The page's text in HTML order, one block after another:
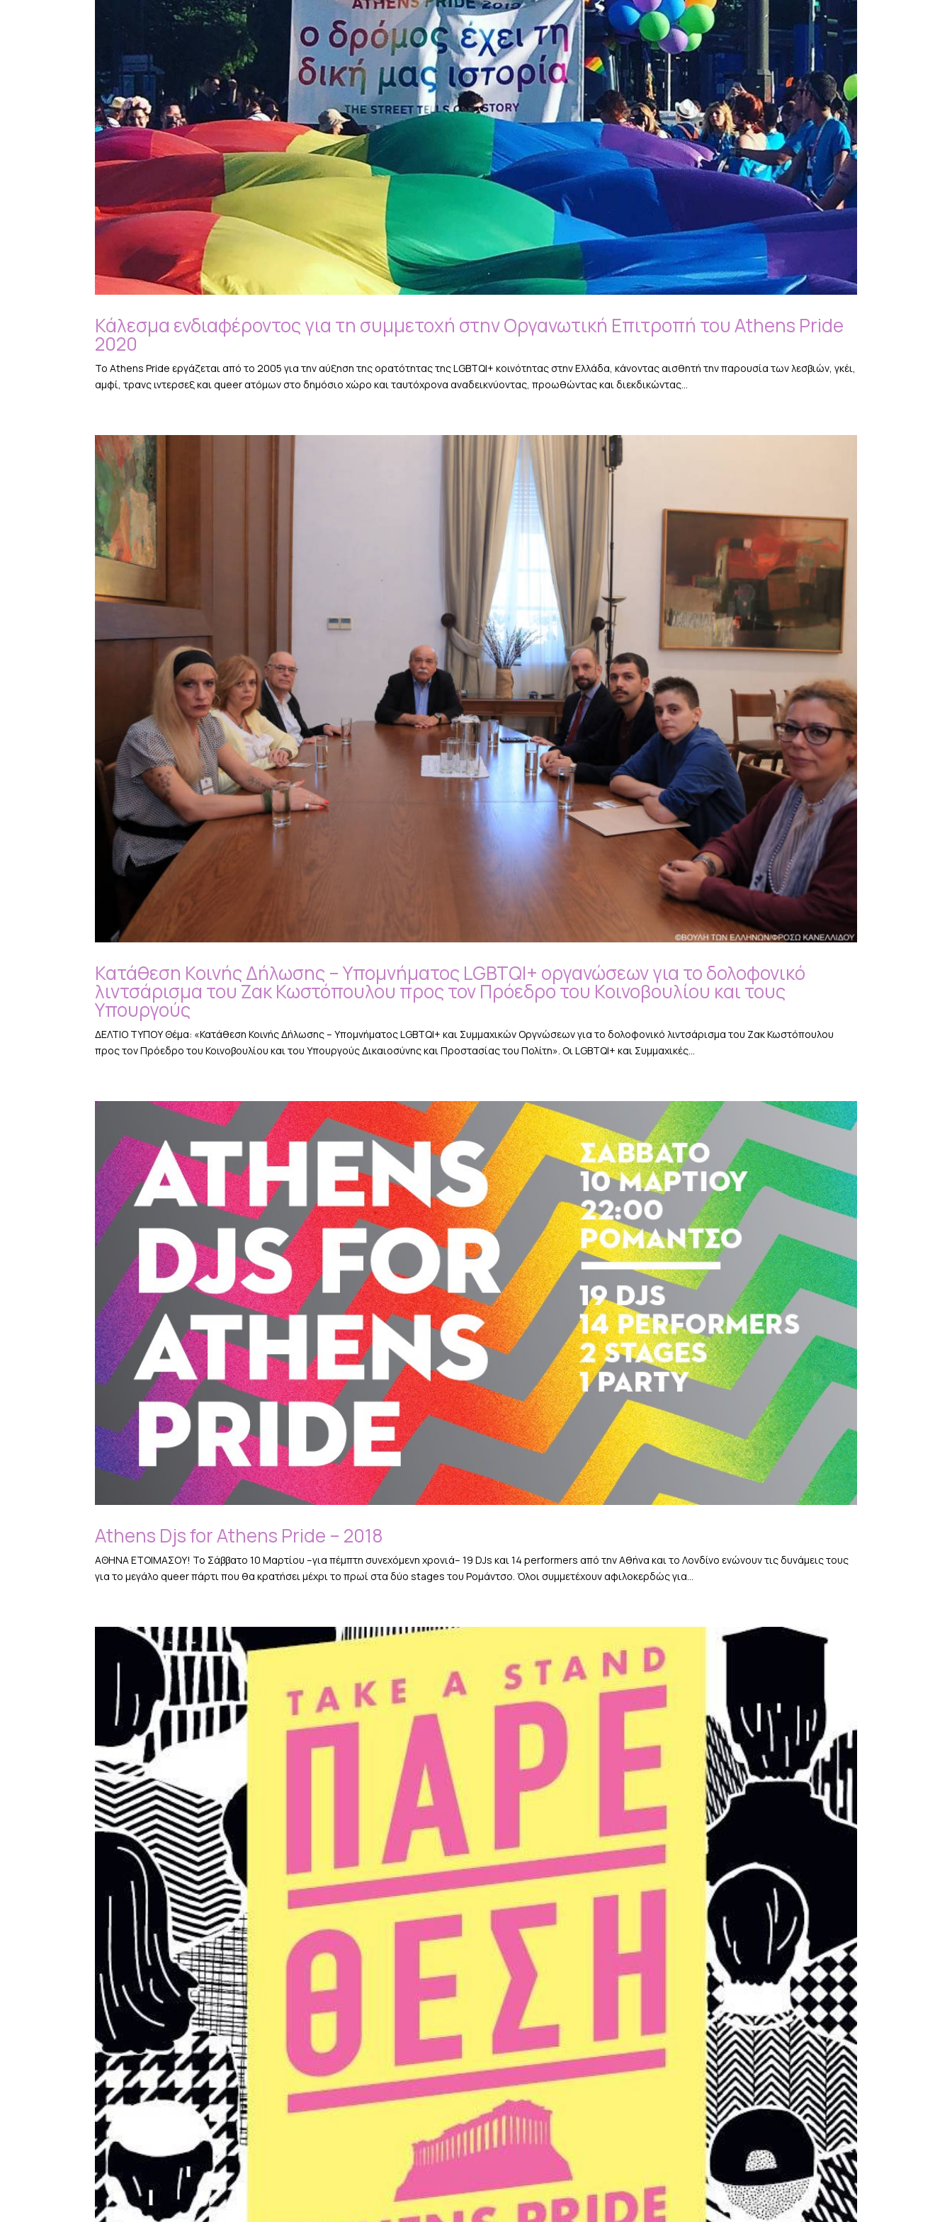
Κάλεσμα ενδιαφέροντος για τη συμμετοχή στην Οργανωτική Επιτροπή του Athens Pride
2020
Το Athens Pride εργάζεται από το 2005 για την αύξηση της ορατότητας της LGBTQI+ κοινότητας στην Ελλάδα, κάνοντας αισθητή την παρουσία των λεσβιών, γκέι,
αμφί, τρανς ιντερσεξ και queer ατόμων στο δημόσιο χώρο και ταυτόχρονα αναδεικνύοντας, προωθώντας και διεκδικώντας...
Κατάθεση Κοινής Δήλωσης – Υπομνήματος LGBTQI+ οργανώσεων για το δολοφονικό
λιντσάρισμα του Ζακ Κωστόπουλου προς τον Πρόεδρο του Κοινοβουλίου και τους
Υπουργούς
ΔΕΛΤΙΟ ΤΥΠΟΥ Θέμα: «Κατάθεση Κοινής Δήλωσης – Υπομνήματος LGBTQI+ και Συμμαχικών Οργνώσεων για το δολοφονικό λιντσάρισμα του Ζακ Κωστόπουλου
προς τον Πρόεδρο του Κοινοβουλίου και του Υπουργούς Δικαιοσύνης και Προστασίας του Πολίτη». Οι LGBTQI+ και Συμμαχικές...
Athens Djs for Athens Pride – 2018
AΘΗΝΑ ΕΤΟΙΜΑΣΟΥ! To Σάββατο 10 Μαρτίου –για πέμπτη συνεχόμενη χρονιά– 19 DJs και 14 performers από την Αθήνα και το Λονδίνο ενώνουν τις δυνάμεις τους
για το μεγάλο queer πάρτι που θα κρατήσει μέχρι το πρωί στα δύο stages του Ρομάντσο. Όλοι συμμετέχουν αφιλοκερδώς για...